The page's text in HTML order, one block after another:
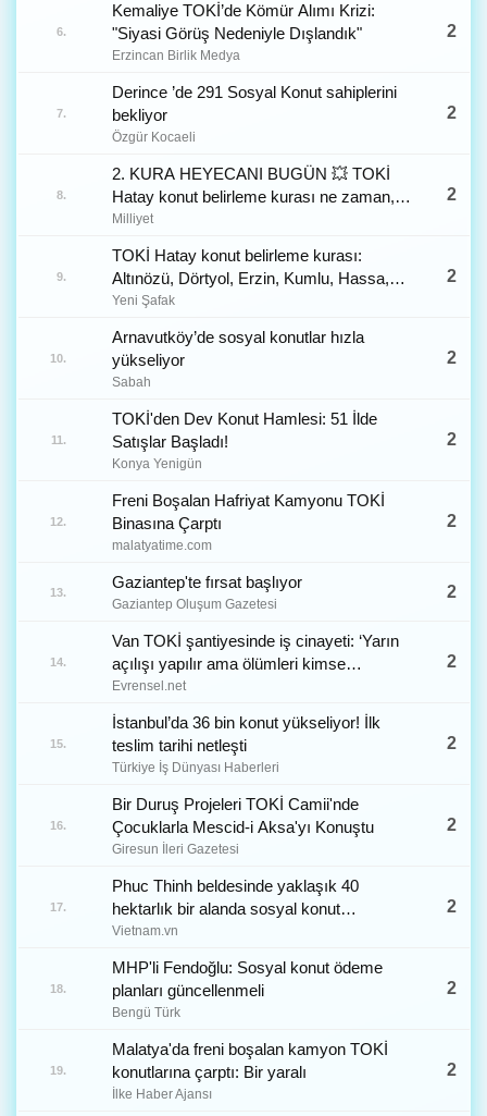
6.
Kemaliye TOKİ’de Kömür Alımı Krizi:
"Siyasi Görüş Nedeniyle Dışlandık"
Erzincan Birlik Medya
2
7.
Derince ’de 291 Sosyal Konut sahiplerini
bekliyor
Özgür Kocaeli
2
8.
2. KURA HEYECANI BUGÜN 💥 TOKİ
Hatay konut belirleme kurası ne zaman,
saat kaçta, hangi kanalda canlı
yayınlanacak? 13 bin 289 Konutlu TOKİ
Hatay projesinde 1+1, 2+1, kat, yön konut
belirleme kura çekiliş sonuçları ne zaman
açıklanacak?
Milliyet
2
9.
TOKİ Hatay konut belirleme kurası:
Altınözü, Dörtyol, Erzin, Kumlu, Hassa,
Payas, Arsuz, Belen, İskenderun 500 bin
Yeni Şafak
2
10.
Arnavutköy’de sosyal konutlar hızla
yükseliyor
Sabah
2
11.
TOKİ'den Dev Konut Hamlesi: 51 İlde
Satışlar Başladı!
Konya Yenigün
2
12.
Freni Boşalan Hafriyat Kamyonu TOKİ
Binasına Çarptı
malatyatime.com
2
13.
Gaziantep'te fırsat başlıyor
Gaziantep Oluşum Gazetesi
2
14.
Van TOKİ şantiyesinde iş cinayeti: ‘Yarın
açılışı yapılır ama ölümleri kimse
konuşmaz’
Evrensel.net
2
15.
İstanbul’da 36 bin konut yükseliyor! İlk
teslim tarihi netleşti
Türkiye İş Dünyası Haberleri
2
16.
Bir Duruş Projeleri TOKİ Camii'nde
Çocuklarla Mescid-i Aksa'yı Konuştu
Giresun İleri Gazetesi
2
17.
Phuc Thinh beldesinde yaklaşık 40
hektarlık bir alanda sosyal konut
projesinin inşaatına yakında başlanacak.
Vietnam.vn
2
18.
MHP'li Fendoğlu: Sosyal konut ödeme
planları güncellenmeli
Bengü Türk
2
19.
Malatya'da freni boşalan kamyon TOKİ
konutlarına çarptı: Bir yaralı
İlke Haber Ajansı
2